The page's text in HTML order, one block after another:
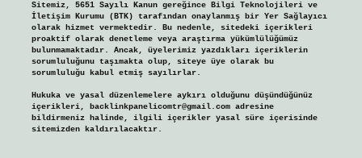
Sitemiz, 5651 Sayılı Kanun gereğince Bilgi Teknolojileri ve
İletişim Kurumu (BTK) tarafından onaylanmış bir Yer Sağlayıcı
olarak hizmet vermektedir. Bu nedenle, sitedeki içerikleri
proaktif olarak denetleme veya araştırma yükümlülüğümüz
bulunmamaktadır. Ancak, üyelerimiz yazdıkları içeriklerin
sorumluluğunu taşımakta olup, siteye üye olarak bu
sorumluluğu kabul etmiş sayılırlar.
Hukuka ve yasal düzenlemelere aykırı olduğunu düşündüğünüz
içerikleri, backlinkpanelicomtr@gmail.comadresine
bildirmeniz halinde, ilgili içerikler yasal süre içerisinde
sitemizden kaldırılacaktır.